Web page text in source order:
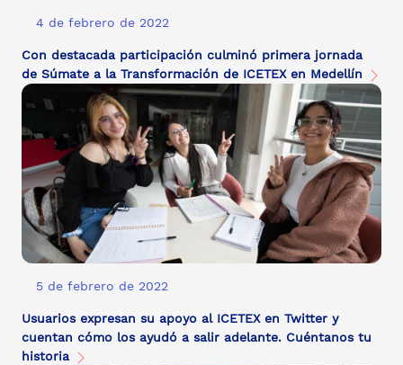
4 de febrero de 2022
Con destacada participación culminó primera jornada
de Súmate a la Transformación de ICETEX en Medellín
5 de febrero de 2022
Usuarios expresan su apoyo al ICETEX en Twitter y
cuentan cómo los ayudó a salir adelante. Cuéntanos tu
historia